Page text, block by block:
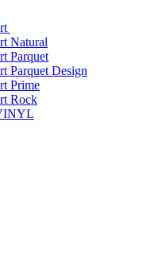
Natural
Parquet
Parquet Design
Prime
Rock